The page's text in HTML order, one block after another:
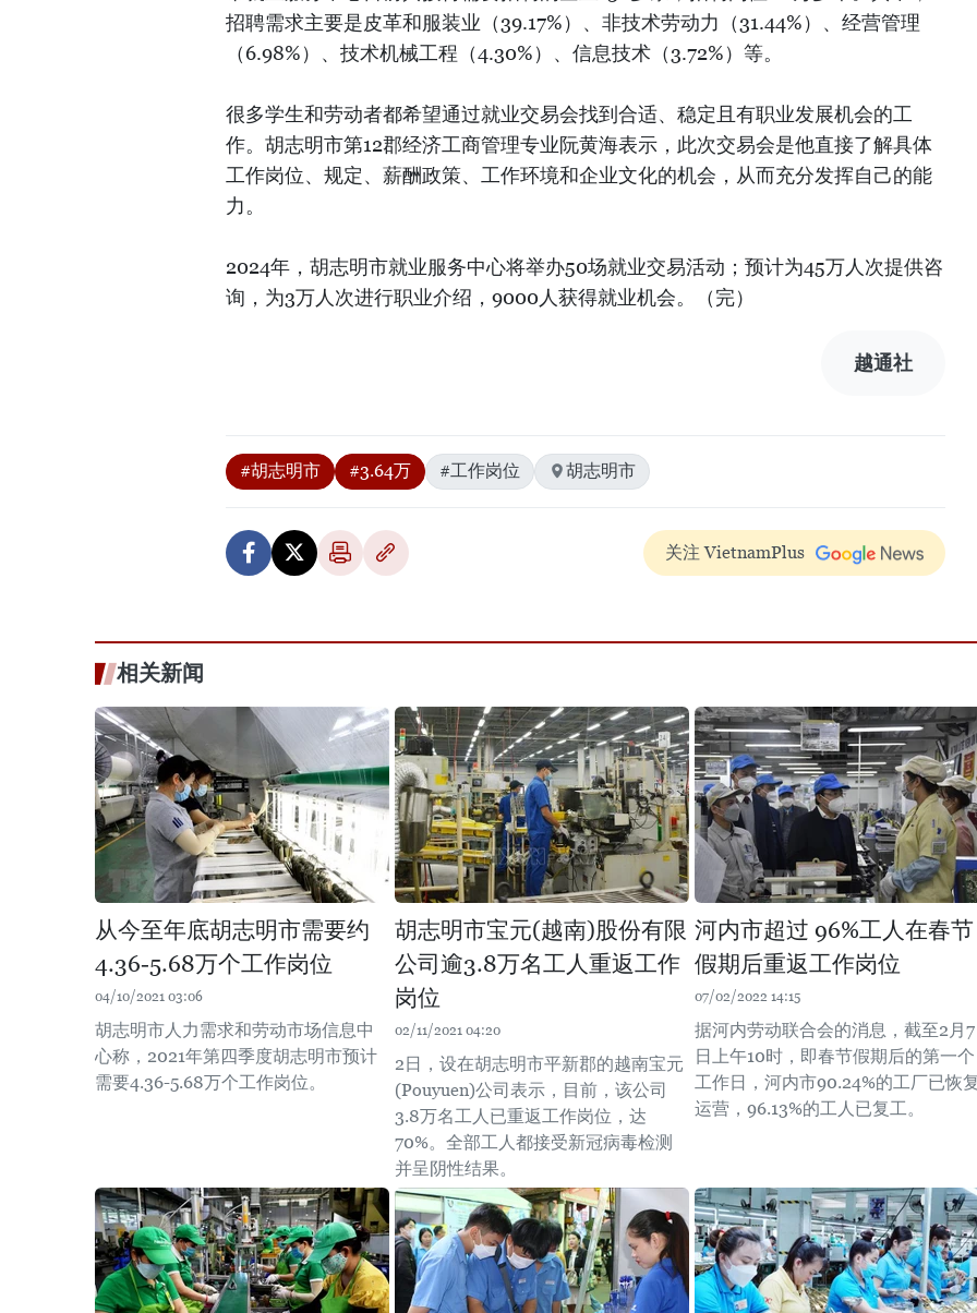
招聘需求主要是皮革和服装业（39.17%）、非技术劳动力（31.44%）、经营管理
（6.98%）、技术机械工程（4.30%）、信息技术（3.72%）等。
很多学生和劳动者都希望通过就业交易会找到合适、稳定且有职业发展机会的工
作。胡志明市第12郡经济工商管理专业阮黄海表示，此次交易会是他直接了解具体
工作岗位、规定、薪酬政策、工作环境和企业文化的机会，从而充分发挥自己的能
力。
2024年，胡志明市就业服务中心将举办50场就业交易活动；预计为45万人次提供咨
询，为3万人次进行职业介绍，9000人获得就业机会。（完）
越通社
#胡志明市 #3.64万 #工作岗位 胡志明市
关注 VietnamPlus
相关新闻
从今至年底胡志明市需要约
4.36-5.68万个工作岗位
04/10/2021 03:06
胡志明市人力需求和劳动市场信息中
心称，2021年第四季度胡志明市预计
需要4.36-5.68万个工作岗位。
胡志明市宝元(越南)股份有限
公司逾3.8万名工人重返工作
岗位
02/11/2021 04:20
2日，设在胡志明市平新郡的越南宝元
(Pouyuen)公司表示，目前，该公司
3.8万名工人已重返工作岗位，达
70%。全部工人都接受新冠病毒检测
并呈阴性结果。
河内市超过 96%工人在春节
假期后重返工作岗位
07/02/2022 14:15
据河内劳动联合会的消息，截至2月7
日上午10时，即春节假期后的第一个
工作日，河内市90.24%的工厂已恢
运营，96.13%的工人已复工。